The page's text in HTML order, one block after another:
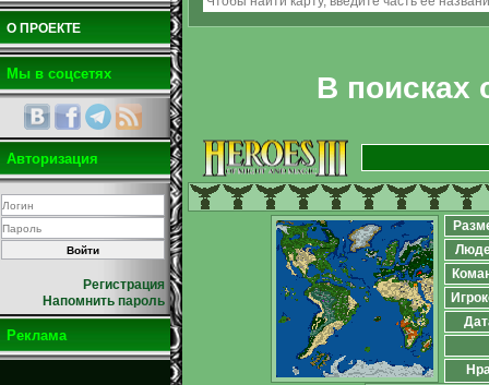
О ПРОЕКТЕ
Мы в соцсетях
Авторизация
Регистрация
Напомнить пароль
Реклама
В поисках